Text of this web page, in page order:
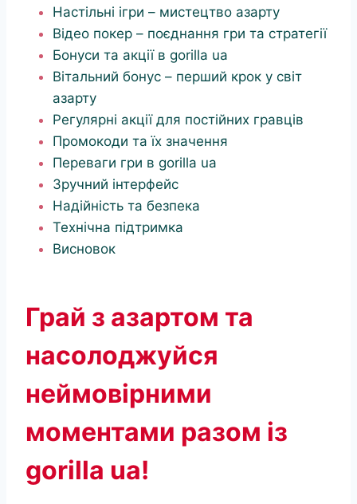
Настільні ігри – мистецтво азарту
Відео покер – поєднання гри та стратегії
Бонуси та акції в gorilla ua
Вітальний бонус – перший крок у світ
азарту
Регулярні акції для постійних гравців
Промокоди та їх значення
Переваги гри в gorilla ua
Зручний інтерфейс
Надійність та безпека
Технічна підтримка
Висновок
Грай з азартом та
насолоджуйся
неймовірними
моментами разом із
gorilla ua!